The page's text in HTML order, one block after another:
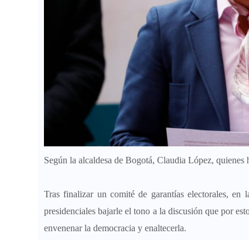
Según la alcaldesa de Bogotá, Claudia López,
Tras finalizar un comité de garantías electorales,
presidenciales bajarle el tono a la discusión que por
envenenar la democracia y enaltecerla.